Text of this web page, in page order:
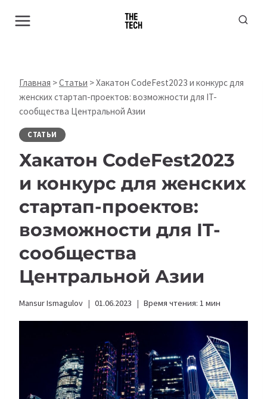
Главная >Статьи >Хакатон CodeFest2023 и конкурс для
женских стартап-проектов: возможности для IT-
сообщества Центральной Азии
СТАТЬИ
Хакатон CodeFest2023
и конкурс для женских
стартап-проектов:
возможности для IT-
сообщества
Центральной Азии
Mansur Ismagulov 01.06.2023 Время чтения: 1 мин